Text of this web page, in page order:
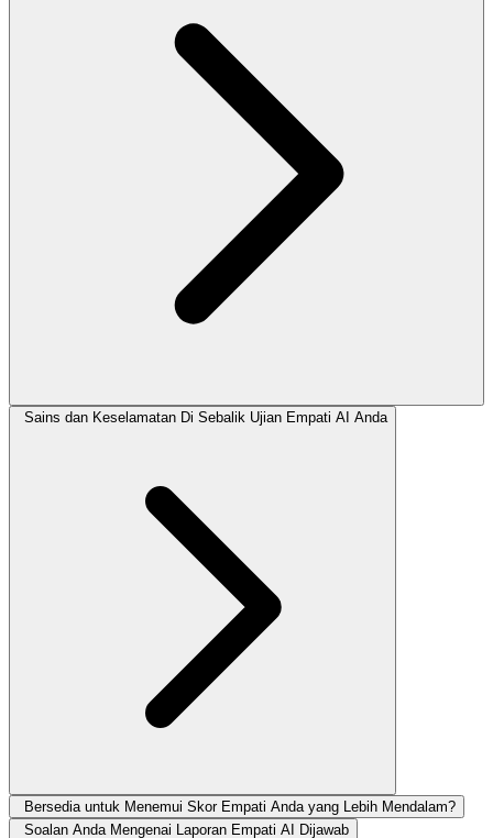
Sains dan Keselamatan Di Sebalik Ujian Empati AI Anda
Bersedia untuk Menemui Skor Empati Anda yang Lebih Mendalam?
Soalan Anda Mengenai Laporan Empati AI Dijawab